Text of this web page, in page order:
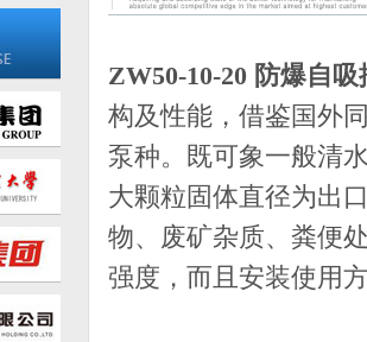
ZW50-10-20 防爆自
构及性能，借鉴国外
泵种。既可象一般清
大颗粒固体直径为出
物、废矿杂质、粪便
强度，而且安装使用